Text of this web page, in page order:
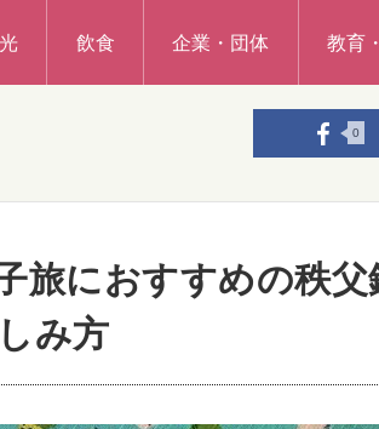
飲食 企業・団体 教育
0
旅におすすめの秩
み方